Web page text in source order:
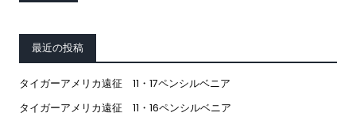
最近の投稿
タイガーアメリカ遠征 11・17ペンシルベニア
タイガーアメリカ遠征 11・16ペンシルベニア